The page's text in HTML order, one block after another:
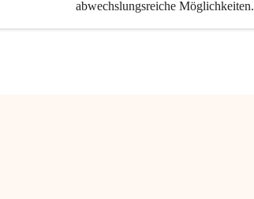
abwechslungsreiche Möglichkeiten.